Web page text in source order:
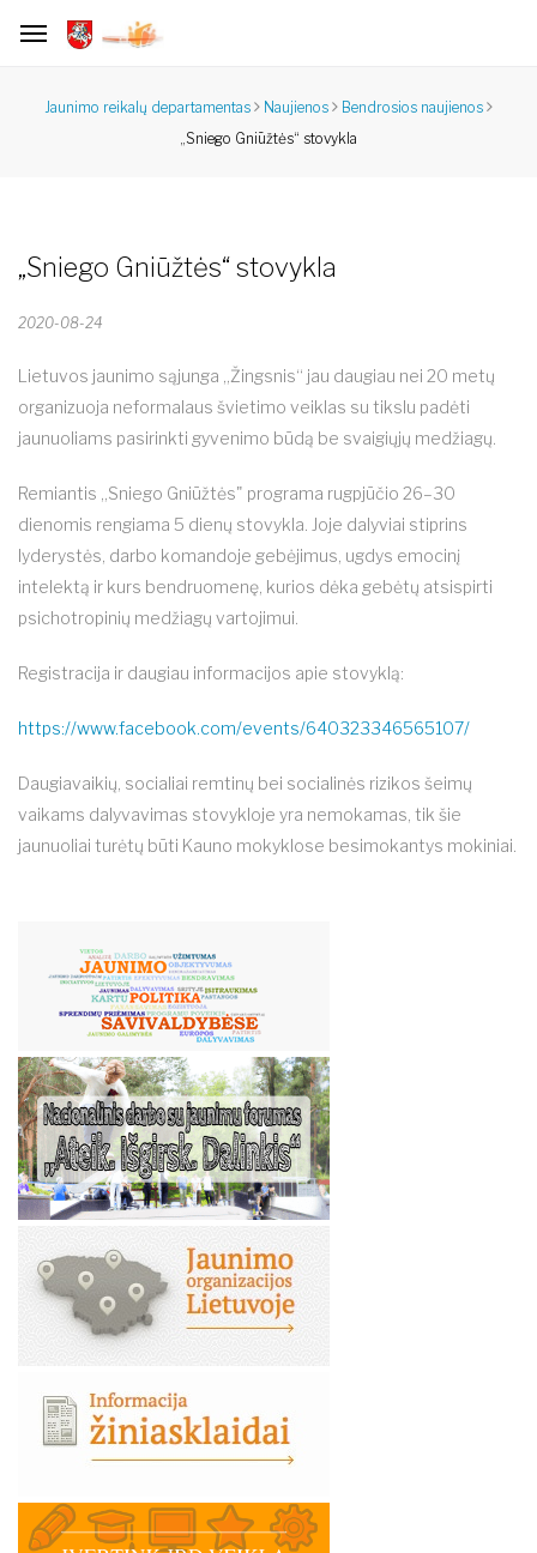
Jaunimo reikalų departamentas Naujienos
Bendrosios naujienos
„Sniego Gniūžtės“ stovykla
„Sniego Gniūžtės“ stovykla
2020-08-24
Lietuvos jaunimo sąjunga „Žingsnis“ jau daugiau nei 20 metų
organizuoja neformalaus švietimo veiklas su tikslu padėti
jaunuoliams pasirinkti gyvenimo būdą be svaigiųjų medžiagų.
Remiantis „Sniego Gniūžtės" programa rugpjūčio 26–30
dienomis rengiama 5 dienų stovykla. Joje dalyviai stiprins
lyderystės, darbo komandoje gebėjimus, ugdys emocinį
intelektą ir kurs bendruomenę, kurios dėka gebėtų atsispirti
psichotropinių medžiagų vartojimui.
Registracija ir daugiau informacijos apie stovyklą:
https://www.facebook.com/events/640323346565107/
Daugiavaikių, socialiai remtinų bei socialinės rizikos šeimų
vaikams dalyvavimas stovykloje yra nemokamas, tik šie
jaunuoliai turėtų būti Kauno mokyklose besimokantys mokiniai.